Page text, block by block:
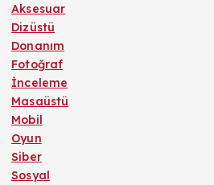
Aksesuar
Dizüstü
Donanım
Fotoğraf
İnceleme
Masaüstü
Mobil
Oyun
Siber
Sosyal